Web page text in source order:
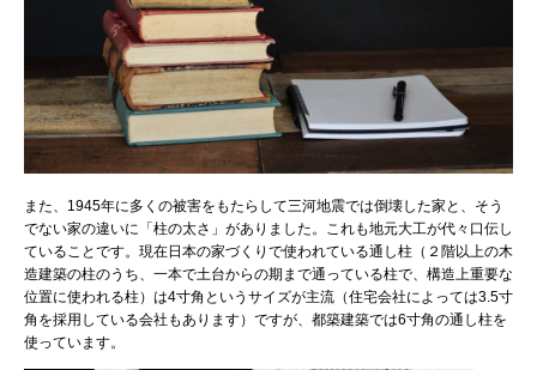
また、1945年に多くの被害をもたらして三河地震では倒壊した家と、そう
でない家の違いに「柱の太さ」がありました。これも地元大工が代々口伝し
ていることです。現在日本の家づくりで使われている通し柱（２階以上の木
造建築の柱のうち、一本で土台からの期まで通っている柱で、構造上重要な
位置に使われる柱）は4寸角というサイズが主流（住宅会社によっては3.5寸
角を採用している会社もあります）ですが、都築建築では6寸角の通し柱を
使っています。